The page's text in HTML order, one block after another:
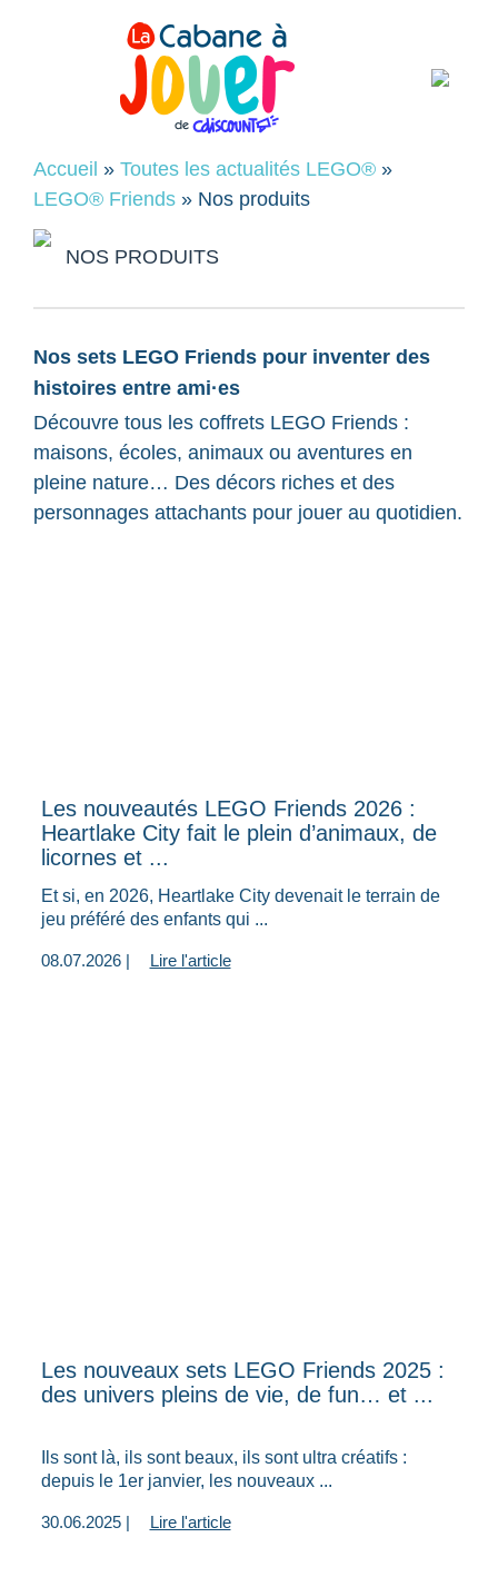
Accueil » Toutes les actualités LEGO® »
LEGO® Friends » Nos produits
NOS PRODUITS
Nos sets LEGO Friends pour inventer des
histoires entre ami·es
Découvre tous les coffrets LEGO Friends :
maisons, écoles, animaux ou aventures en
pleine nature… Des décors riches et des
personnages attachants pour jouer au quotidien.
Les nouveautés LEGO Friends 2026 :
Heartlake City fait le plein d’animaux, de
licornes et ...
Et si, en 2026, Heartlake City devenait le terrain de
jeu préféré des enfants qui ...
08.07.2026 | Lire l'article
Les nouveaux sets LEGO Friends 2025 :
des univers pleins de vie, de fun… et ...
Ils sont là, ils sont beaux, ils sont ultra créatifs :
depuis le 1er janvier, les nouveaux ...
30.06.2025 | Lire l'article